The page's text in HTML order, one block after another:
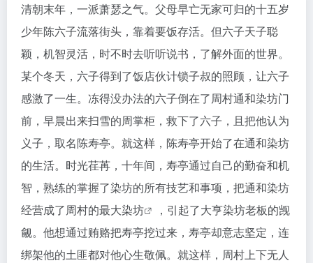
清朝末年，一派萧瑟之气。父母早亡无家可归的十五岁
少年陈六子流落街头，靠着要饭存活。但六子天子聪
颖，机智灵活，时不时去听听说书，了解外面的世界。
某个冬天，六子得到了饭店伙计锁子叔的照顾，让六子
感激了一生。冻得没办法的六子倒在了周村通和染坊门
前，早晨出来扫雪的周掌柜，救下了六子，且把他认为
义子，取名陈寿亭。就这样，陈寿亭开始了在通和染坊
的生活。时光荏苒，十年间，寿亭通过自己的勤奋和机
智，熟练的掌握了染坊的所有技艺和事项，把通和染坊
经营成了周村的最大染坊
，引起了大亨染坊老板的觊
觎。他想通过贿赂把寿亭挖过来，寿亭却意志坚定，连
绑架他的土匪都对他心生敬佩。就这样，周村上下无人